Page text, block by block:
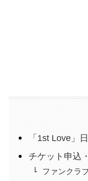
「1st Love」
チケット申込
ファンクラ